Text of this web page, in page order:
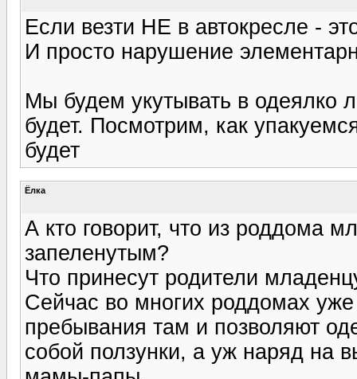
Если везти НЕ в автокресле -
И просто нарушение
Мы будем укутывать в одеялко
будет. Посмотрим, как
будет
Ёлка
А кто говорит, что из роддома
запеленутым?
Что принесут родители
Сейчас во многих роддомах
пребывания там и позволяют
собой ползунки, а уж наряд на